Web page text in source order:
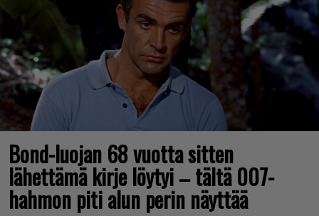
Bond-luojan 68 vuotta sitten
lähettämä kirje löytyi – tältä 007-
hahmon piti alun perin näyttää